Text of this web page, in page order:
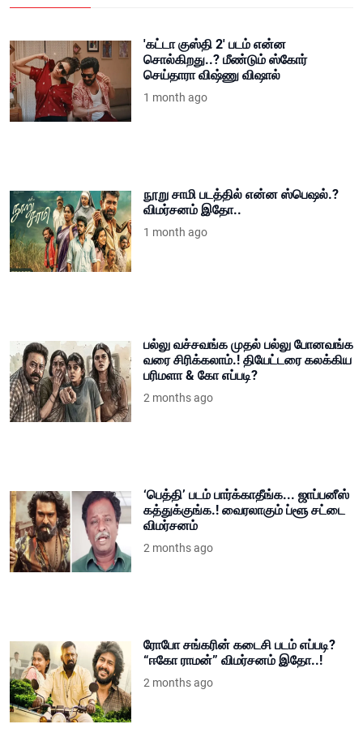
'கட்டா குஸ்தி 2' படம் என்ன
சொல்கிறது..? மீண்டும் ஸ்கோர்
செய்தாரா விஷ்ணு விஷால்
1 month ago
நூறு சாமி படத்தில் என்ன ஸ்பெஷல்.?
விமர்சனம் இதோ..
1 month ago
பல்லு வச்சவங்க முதல் பல்லு போனவங்க
வரை சிரிக்கலாம்.! தியேட்டரை கலக்கிய
பரிமளா & கோ எப்படி?
2 months ago
‘பெத்தி’ படம் பார்க்காதீங்க... ஜாப்பனீஸ்
கத்துக்குங்க.! வைரலாகும் ப்ளூ சட்டை
விமர்சனம்
2 months ago
ரோபோ சங்கரின் கடைசி படம் எப்படி?
“ஈகோ ராமன்” விமர்சனம் இதோ..!
2 months ago